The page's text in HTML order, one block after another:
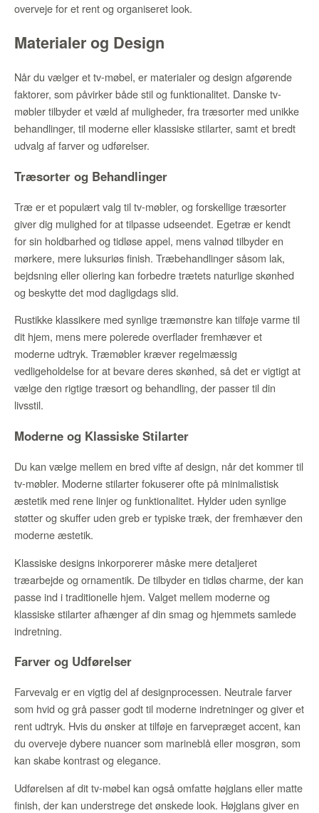
overveje for et rent og organiseret look.
Materialer og Design
Når du vælger et tv-møbel, er materialer og design afgørende
faktorer, som påvirker både stil og funktionalitet. Danske tv-
møbler tilbyder et væld af muligheder, fra træsorter med unikke
behandlinger, til moderne eller klassiske stilarter, samt et bredt
udvalg af farver og udførelser.
Træsorter og Behandlinger
Træ er et populært valg til tv-møbler, og forskellige træsorter
giver dig mulighed for at tilpasse udseendet. Egetræ er kendt
for sin holdbarhed og tidløse appel, mens valnød tilbyder en
mørkere, mere luksuriøs finish. Træbehandlinger såsom lak,
bejdsning eller oliering kan forbedre trætets naturlige skønhed
og beskytte det mod dagligdags slid.
Rustikke klassikere med synlige træmønstre kan tilføje varme til
dit hjem, mens mere polerede overflader fremhæver et
moderne udtryk. Træmøbler kræver regelmæssig
vedligeholdelse for at bevare deres skønhed, så det er vigtigt at
vælge den rigtige træsort og behandling, der passer til din
livsstil.
Moderne og Klassiske Stilarter
Du kan vælge mellem en bred vifte af design, når det kommer til
tv-møbler. Moderne stilarter fokuserer ofte på minimalistisk
æstetik med rene linjer og funktionalitet. Hylder uden synlige
støtter og skuffer uden greb er typiske træk, der fremhæver den
moderne æstetik.
Klassiske designs inkorporerer måske mere detaljeret
træarbejde og ornamentik. De tilbyder en tidløs charme, der kan
passe ind i traditionelle hjem. Valget mellem moderne og
klassiske stilarter afhænger af din smag og hjemmets samlede
indretning.
Farver og Udførelser
Farvevalg er en vigtig del af designprocessen. Neutrale farver
som hvid og grå passer godt til moderne indretninger og giver et
rent udtryk. Hvis du ønsker at tilføje en farvepræget accent, kan
du overveje dybere nuancer som marineblå eller mosgrøn, som
kan skabe kontrast og elegance.
Udførelsen af dit tv-møbel kan også omfatte højglans eller matte
finish, der kan understrege det ønskede look. Højglans giver en